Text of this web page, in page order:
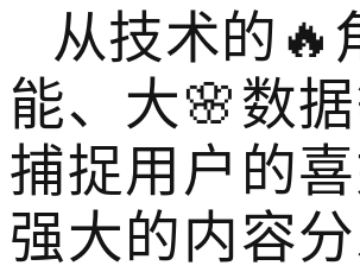
从技术的🔥
能、大🌸数
捕捉用户的
强大的内容